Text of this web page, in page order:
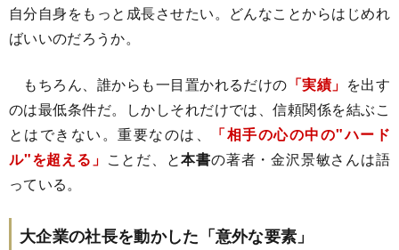
自分自身をもっと成長させたい。どんなことからはじめれ
ばいいのだろうか。
もちろん、誰からも一目置かれるだけの 「実績」 を出す
のは最低条件だ。しかしそれだけでは、信頼関係を結ぶこ
とはできない。重要なのは、
「相手の心の中の"ハード
ル"を超える」 ことだ、と本書の著者・金沢景敏さんは語
っている。
大企業の社長を動かした「意外な要素」